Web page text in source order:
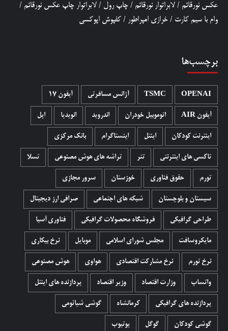
عکس نورقائم / لابراتوار نورقائم / چاپ رول / لابراتوار چاپ عکس نورقائم /
وام با سیم کارت / خرازی امپراطور / کفپوش اپوکسی
برچسب‌ها
OPENAI
TSMC آژانس مسافرتی آیفون 17
آیفون AIR اتوموبیل خودران اندروید انویدیا اپل
اینترنت کودکان اینتل اینستاگرام بانک مرکزی
تاکسی های اینترنتی تتر تراشه های هوش مصنوعی تسلا
تورم حقوق فناوری خوزستان سرور مجازی
سیستان و بلوچستان شبکه های اجتماعی صرافی ارز دیجیتال
طراحی گرافیکی فروشگاه محصولات گرافيکی فناوری آسیا
مایکروسافت مجلس شورای اسلامی موبایل نرخ بیکاری
نرخ تورم نرخ مشارکت اقتصادی هواوی هوش مصنوعی
واتساپ وزارت اقتصاد وزیر اقتصاد پردازنده های اینتل
پردازنده های گرافیکی کرمانشاه گوشی شیائومی
گوشی کودکان گوگل یوتیوب